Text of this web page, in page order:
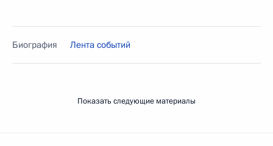
Биография Лента событий
Показать следующие материалы